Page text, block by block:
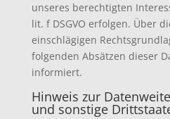
unseres berechtigten
lit. f DSGVO erfolgen. Über
einschlägigen
folgenden Absätzen dieser
informiert.
Hinweis zur
und sonstige